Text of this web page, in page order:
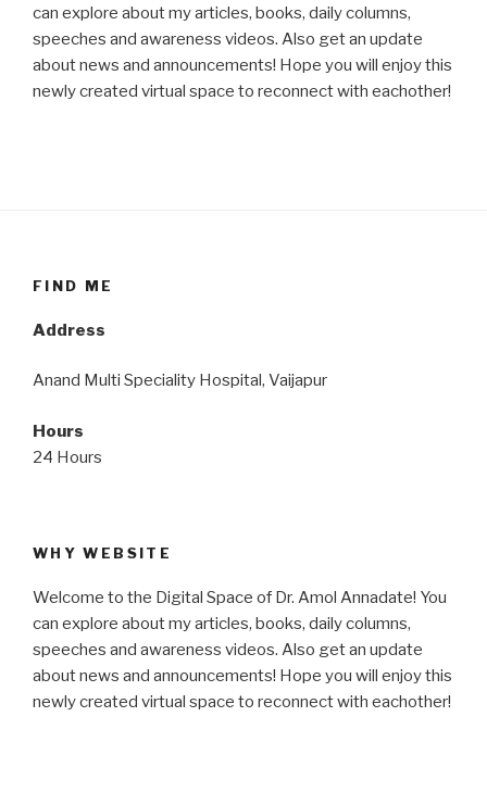
can explore about my articles, books, daily columns,
speeches and awareness videos. Also get an update
about news and announcements! Hope you will enjoy this
newly created virtual space to reconnect with eachother!
FIND ME
Address
Anand Multi Speciality Hospital, Vaijapur
Hours
24 Hours
WHY WEBSITE
Welcome to the Digital Space of Dr. Amol Annadate! You
can explore about my articles, books, daily columns,
speeches and awareness videos. Also get an update
about news and announcements! Hope you will enjoy this
newly created virtual space to reconnect with eachother!